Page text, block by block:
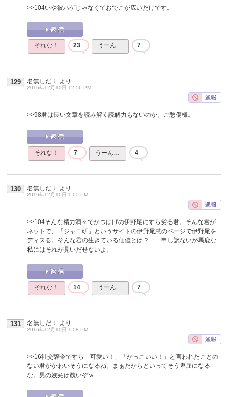
>>104いや彼ハゲじゃなくておでこが広いだけです。
それな！ 23 うーん… 7
129 名無しだＪ より
2016年12月10日 12:56 PM
>>98君は長い文章を読み解く読解力もないのか。ご愁傷様。
それな！ 7 うーん… 4
130 名無しだＪ より
2016年12月10日 1:05 PM
>>104そんな精力満々でかつはげの伊野尾にすら劣る君。そんな君が
ネットで、「ジャニ研」というサイトの伊野尾慧のページで伊野尾を
ディスる。そんな君の生きている価値とは？ 申し訳ないが馬鹿な
私にはそれが見いだせないよ。
それな！ 14 うーん… 7
131 名無しだＪ より
2016年12月10日 1:08 PM
>>16社交辞令ですら「可愛い！」「かっこいい！」と言われたことの
ない君がかわいそうになるね。まぁだからといってそう卑屈になる
な。男の嫉妬は醜いぞｗ